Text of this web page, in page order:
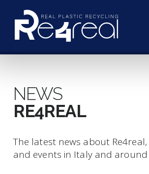
NEWS
RE4REAL
The latest news about
and events in Italy and